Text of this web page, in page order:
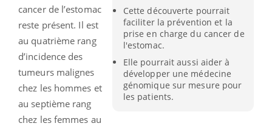
Cette découverte pourrait
faciliter la prévention et la
prise en charge du cancer de
l'estomac.
Elle pourrait aussi aider à
développer une médecine
génomique sur mesure pour
les patients.
cancer de l’estomac
reste présent. Il est
au quatrième rang
d’incidence des
tumeurs malignes
chez les hommes et
au septième rang
chez les femmes au